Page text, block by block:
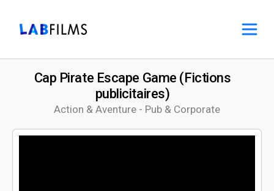
Action & Aventure - Pub & Corporate
Cap Pirate Escape Game (Fictions
publicitaires)